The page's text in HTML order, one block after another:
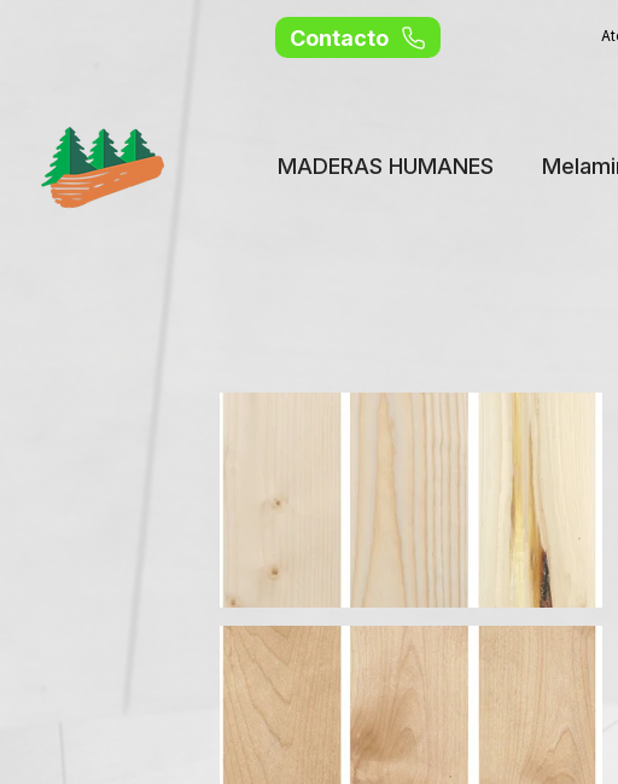
Contacto
MADERAS HUMANES